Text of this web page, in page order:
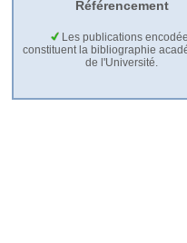
Référencement
Les publications
constituent la bibliographie
de l'Université.